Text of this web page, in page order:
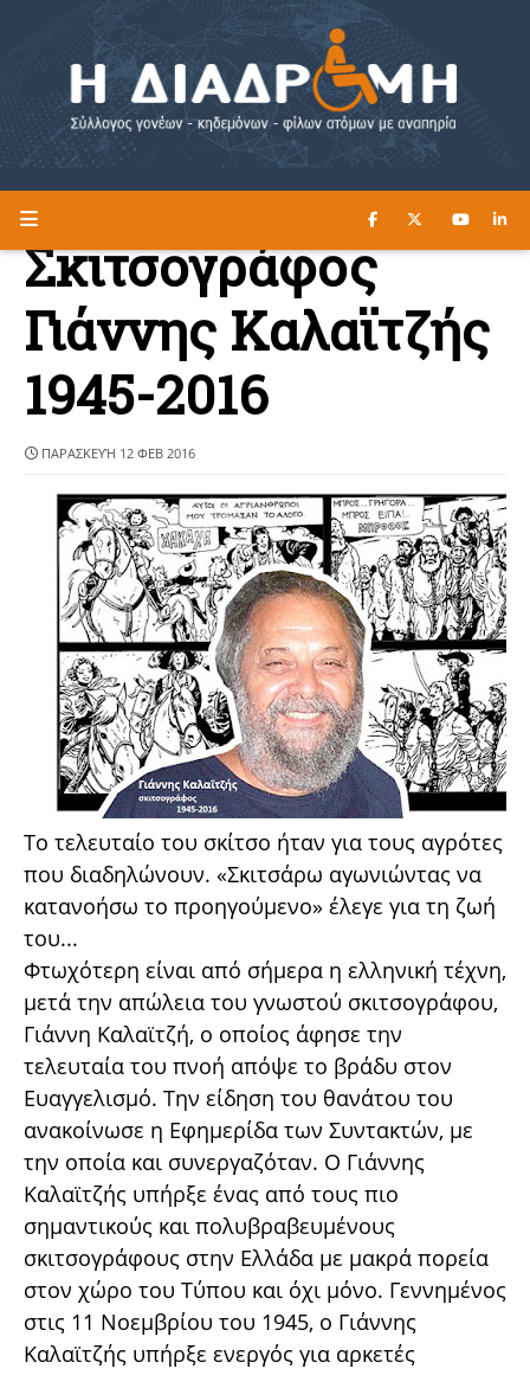
Η ΔΙΑΔΡΟΜΗ ΔΙΑΒΑΣΤΕ ΕΔΩ ►
Σκιτσογράφος
Γιάννης Καλαϊτζής
1945-2016
ΠΑΡΑΣΚΕΥΉ 12 ΦΕΒ 2016
Το τελευταίο του σκίτσο ήταν για τους αγρότες
που διαδηλώνουν. «Σκιτσάρω αγωνιώντας να
κατανοήσω το προηγούμενο» έλεγε για τη ζωή
του...
Φτωχότερη είναι από σήμερα η ελληνική τέχνη,
μετά την απώλεια του γνωστού σκιτσογράφου,
Γιάννη Καλαϊτζή, ο οποίος άφησε την
τελευταία του πνοή απόψε το βράδυ στον
Ευαγγελισμό. Την είδηση του θανάτου του
ανακοίνωσε η Εφημερίδα των Συντακτών, με
την οποία και συνεργαζόταν. Ο Γιάννης
Καλαϊτζής υπήρξε ένας από τους πιο
σημαντικούς και πολυβραβευμένους
σκιτσογράφους στην Ελλάδα με μακρά πορεία
στον χώρο του Τύπου και όχι μόνο. Γεννημένος
στις 11 Νοεμβρίου του 1945, ο Γιάννης
Καλαϊτζής υπήρξε ενεργός για αρκετές